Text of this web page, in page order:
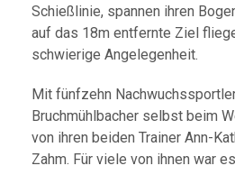
Schießlinie, spannen ihren
auf das 18m entfernte Ziel
schwierige Angelegenheit.
Mit fünfzehn
Bruchmühlbacher selbst beim
von ihren beiden Trainer Ann-
Zahm. Für viele von ihnen war